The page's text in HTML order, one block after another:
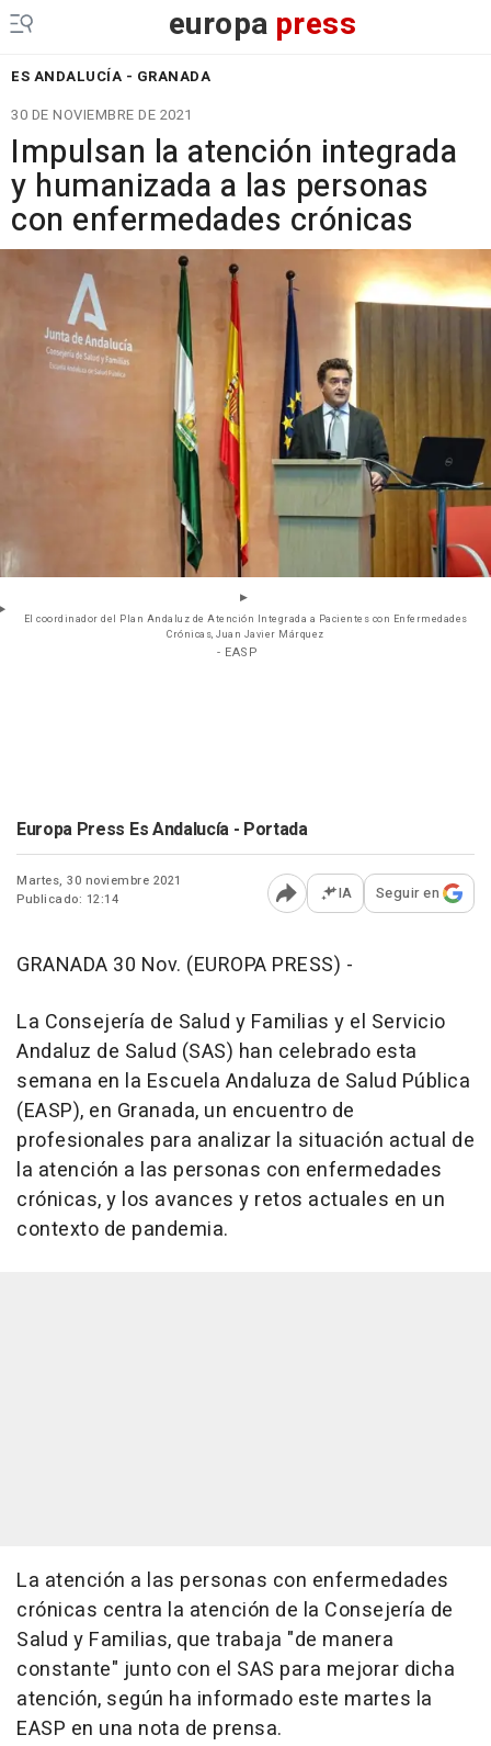
europa press
ES ANDALUCÍA - GRANADA
30 DE NOVIEMBRE DE 2021
Impulsan la atención integrada
y humanizada a las personas
con enfermedades crónicas
El coordinador del Plan Andaluz de Atención Integrada a Pacientes con Enfermedades
Crónicas, Juan Javier Márquez
- EASP
Europa Press Es Andalucía - Portada
Martes, 30 noviembre 2021
Publicado: 12:14
Abrir opciones para
IA Seguir en
GRANADA 30 Nov. (EUROPA PRESS) -
La Consejería de Salud y Familias y el Servicio
Andaluz de Salud (SAS) han celebrado esta
semana en la Escuela Andaluza de Salud Pública
(EASP), en Granada, un encuentro de
profesionales para analizar la situación actual de
la atención a las personas con enfermedades
crónicas, y los avances y retos actuales en un
contexto de pandemia.
La atención a las personas con enfermedades
crónicas centra la atención de la Consejería de
Salud y Familias, que trabaja "de manera
constante" junto con el SAS para mejorar dicha
atención, según ha informado este martes la
EASP en una nota de prensa.